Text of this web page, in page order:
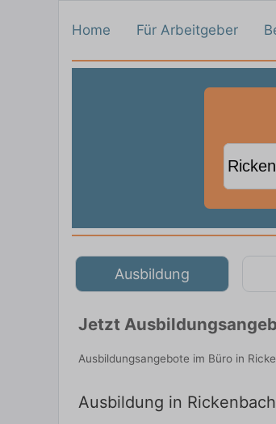
Home Für Arbeitgeber
Ausbildung
Jetzt
Ausbildungsangebote im Büro in
Ausbildung in